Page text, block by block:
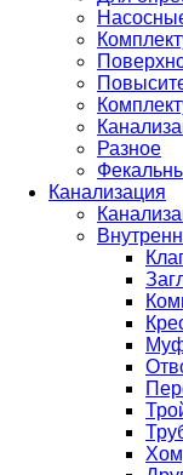
Разное
Канализация